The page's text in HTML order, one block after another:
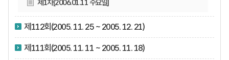
제1차[2006.01.11 수요일]
제112회(2005. 11. 25 ~ 2005. 12. 21)
제111회(2005. 11. 11 ~ 2005. 11. 18)